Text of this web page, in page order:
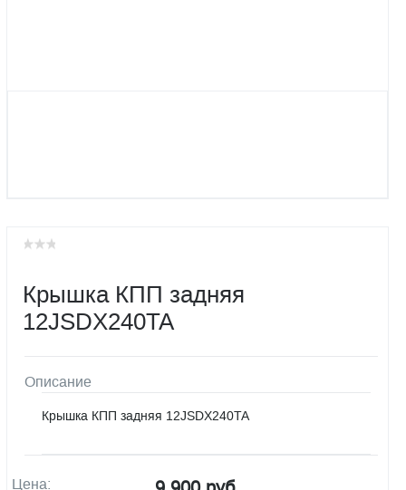
Крышка КПП задняя
12JSDX240TA
Описание
Крышка КПП задняя 12JSDX240TA
Цена: